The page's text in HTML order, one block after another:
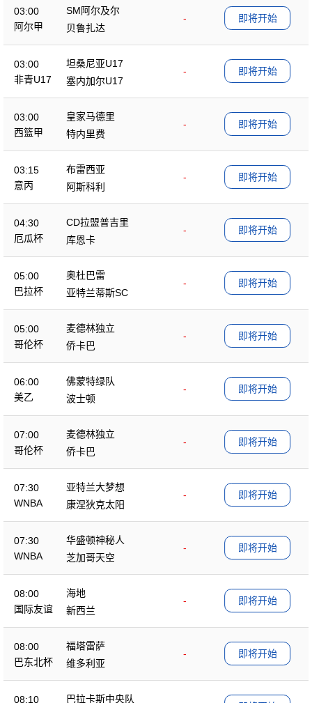
03:00
阿尔甲
SM阿尔及尔
-
贝鲁扎达
即将开始
03:00
非青U17
坦桑尼亚U17
-
塞内加尔U17
即将开始
03:00
西篮甲
皇家马德里
-
特内里费
即将开始
03:15
意丙
布雷西亚
-
阿斯科利
即将开始
04:30
厄瓜杯
CD拉盟普吉里
-
库恩卡
即将开始
05:00
巴拉杯
奥杜巴雷
-
亚特兰蒂斯SC
即将开始
05:00
哥伦杯
麦德林独立
-
侨卡巴
即将开始
06:00
美乙
佛蒙特绿队
-
波士顿
即将开始
07:00
哥伦杯
麦德林独立
-
侨卡巴
即将开始
07:30
WNBA
亚特兰大梦想
-
康涅狄克太阳
即将开始
07:30
WNBA
华盛顿神秘人
-
芝加哥天空
即将开始
08:00
国际友谊
海地
-
新西兰
即将开始
08:00
巴东北杯
福塔雷萨
-
维多利亚
即将开始
08:10
巴拉卡斯中央队